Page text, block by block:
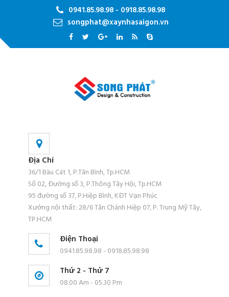
0941.85.98.98 - 0918.85.98.98
songphat@xaynhasaigon.vn
Địa Chỉ
36/1 Bàu Cát 1, P.Tân Bình, Tp.HCM
Số 02, Đường số 3, P.Thông Tây Hội, Tp.HCM
95 đường số 37, P.Hiệp Bình, KĐT Vạn Phúc
Xưởng nội thất: 28/6 Tân Chánh Hiệp 07, P. Trung Mỹ Tây,
TP.HCM
Điện Thoại
0941.85.98.98 - 0918.85.98.98
Thứ 2 - Thứ 7
08.00 Am - 05.30 Pm